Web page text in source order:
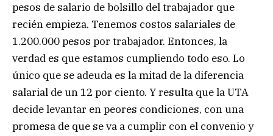
pesos de salario de bolsillo del trabajador que
recién empieza. Tenemos costos salariales de
1.200.000 pesos por trabajador. Entonces, la
verdad es que estamos cumpliendo todo eso. Lo
único que se adeuda es la mitad de la diferencia
salarial de un 12 por ciento. Y resulta que la UTA
decide levantar en peores condiciones, con una
promesa de que se va a cumplir con el convenio y